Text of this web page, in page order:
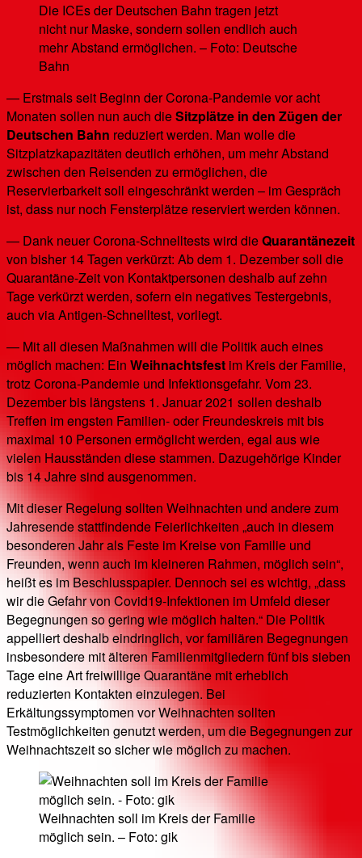
Die ICEs der Deutschen Bahn tragen jetzt
nicht nur Maske, sondern sollen endlich auch
mehr Abstand ermöglichen. – Foto: Deutsche
Bahn
— Erstmals seit Beginn der Corona-Pandemie vor acht
Monaten sollen nun auch dieSitzplätze in den Zügen der
Deutschen Bahn reduziert werden. Man wolle die
Sitzplatzkapazitäten deutlich erhöhen, um mehr Abstand
zwischen den Reisenden zu ermöglichen, die
Reservierbarkeit soll eingeschränkt werden – im Gespräch
ist, dass nur noch Fensterplätze reserviert werden können.
— Dank neuer Corona-Schnelltests wird dieQuarantänezeit
von bisher 14 Tagen verkürzt: Ab dem 1. Dezember soll die
Quarantäne-Zeit von Kontaktpersonen deshalb auf zehn
Tage verkürzt werden, sofern ein negatives Testergebnis,
auch via Antigen-Schnelltest, vorliegt.
— Mit all diesen Maßnahmen will die Politik auch eines
möglich machen: Ein Weihnachtsfest im Kreis der Familie,
trotz Corona-Pandemie und Infektionsgefahr. Vom 23.
Dezember bis längstens 1. Januar 2021 sollen deshalb
Treffen im engsten Familien- oder Freundeskreis mit bis
maximal 10 Personen ermöglicht werden, egal aus wie
vielen Hausständen diese stammen. Dazugehörige Kinder
bis 14 Jahre sind ausgenommen.
Mit dieser Regelung sollten Weihnachten und andere zum
Jahresende stattfindende Feierlichkeiten „auch in diesem
besonderen Jahr als Feste im Kreise von Familie und
Freunden, wenn auch im kleineren Rahmen, möglich sein“,
heißt es im Beschlusspapier. Dennoch sei es wichtig, „dass
wir die Gefahr von Covid19-Infektionen im Umfeld dieser
Begegnungen so gering wie möglich halten.“ Die Politik
appelliert deshalb eindringlich, vor familiären Begegnungen
insbesondere mit älteren Familienmitgliedern fünf bis sieben
Tage eine Art freiwillige Quarantäne mit erheblich
reduzierten Kontakten einzulegen. Bei
Erkältungssymptomen vor Weihnachten sollten
Testmöglichkeiten genutzt werden, um die Begegnungen zur
Weihnachtszeit so sicher wie möglich zu machen.
Weihnachten soll im Kreis der Familie
möglich sein. – Foto: gik